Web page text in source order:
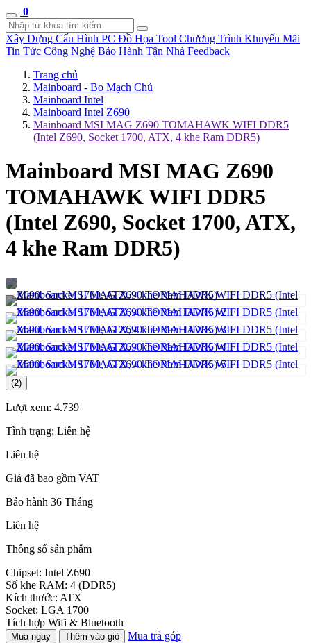
0
Xây Dựng Cấu Hình PC Đồ Họa Tool Chương Trình Khuyến Mãi
Tin Tức Công Nghệ Bảo Hành Tận Nhà Feedback
Trang chủ
Mainboard - Bo Mạch Chủ
Mainboard Intel
Mainboard Intel Z690
Mainboard MSI MAG Z690 TOMAHAWK WIFI DDR5
(Intel Z690, Socket 1700, ATX, 4 khe Ram DDR5)
Mainboard MSI MAG Z690
TOMAHAWK WIFI DDR5
(Intel Z690, Socket 1700, ATX,
4 khe Ram DDR5)
(2)
Lượt xem: 4.739
Tình trạng: Liên hệ
Liên hệ
Giá đã bao gồm VAT
Bảo hành 36 Tháng
Liên hệ
Thông số sản phẩm
Chipset: Intel Z690
Số khe RAM: 4 (DDR5)
Kích thước: ATX
Socket: LGA 1700
Tích hợp Wifi & Bluetooth
Mua ngay Thêm vào giỏ Mua trả góp